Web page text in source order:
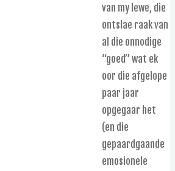
van my lewe, die
ontslae raak van
al die onnodige
“goed” wat ek
oor die afgelope
paar jaar
opgegaar het
(en die
gepaardgaande
emosionele